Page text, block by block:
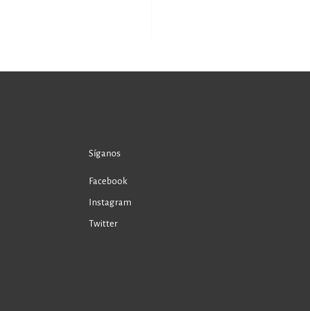
Síganos
Facebook
Instagram
Twitter